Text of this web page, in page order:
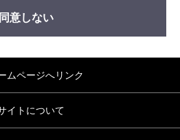
同意しない
ムページへリンク
イトについて